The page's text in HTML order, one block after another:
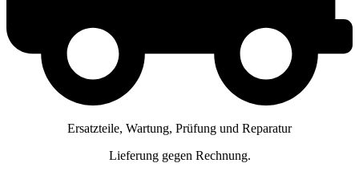
Ersatzteile, Wartung, Prüfung und Reparatur
Lieferung gegen Rechnung.